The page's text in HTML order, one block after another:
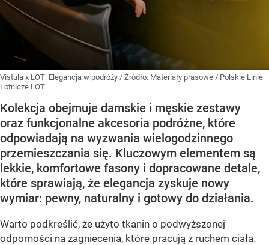
Vistula x LOT: Elegancja w podróży / Źródło: Materiały prasowe / Polskie Linie
Lotnicze LOT
Kolekcja obejmuje damskie i męskie zestawy
oraz funkcjonalne akcesoria podróżne, które
odpowiadają na wyzwania wielogodzinnego
przemieszczania się. Kluczowym elementem są
lekkie, komfortowe fasony i dopracowane detale,
które sprawiają, że elegancja zyskuje nowy
wymiar: pewny, naturalny i gotowy do działania.
Warto podkreślić, że użyto tkanin o podwyższonej
odporności na zagniecenia, które pracują z ruchem ciała.